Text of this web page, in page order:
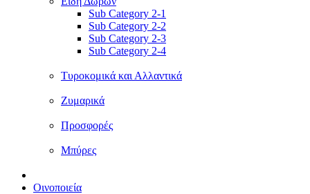
Sub Category 2-1
Sub Category 2-2
Sub Category 2-3
Sub Category 2-4
Τυροκομικά και Αλλαντικά
Ζυμαρικά
Προσφορές
Μπύρες
Οινοποιεία